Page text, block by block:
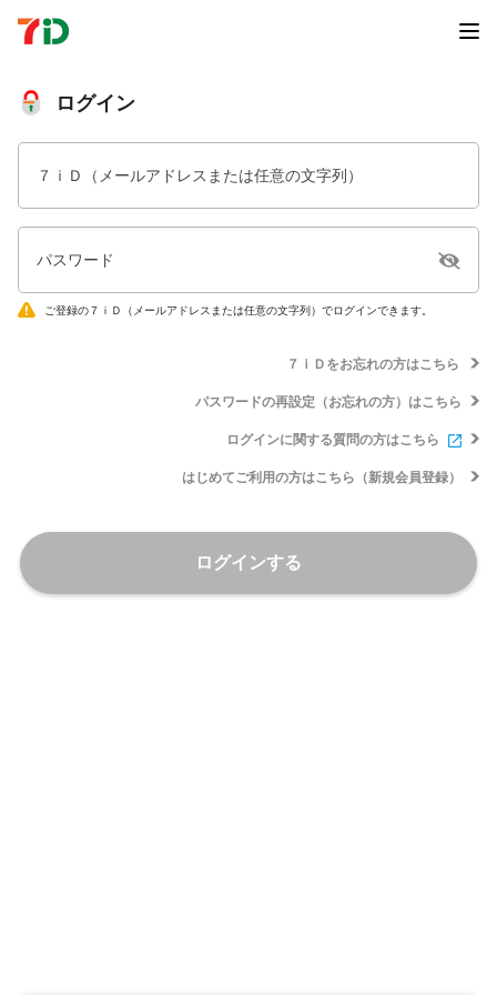
ログイン
７ｉＤ（メールアドレスまたは任意の文字列）
パスワード
ご登録の７ｉＤ（メールアドレスまたは任意の文字列）でログインできます。
７ｉＤをお忘れの方はこちら
パスワードの再設定（お忘れの方）はこちら
ログインに関する質問の方はこちら
はじめてご利用の方はこちら（新規会員登録）
ログインする